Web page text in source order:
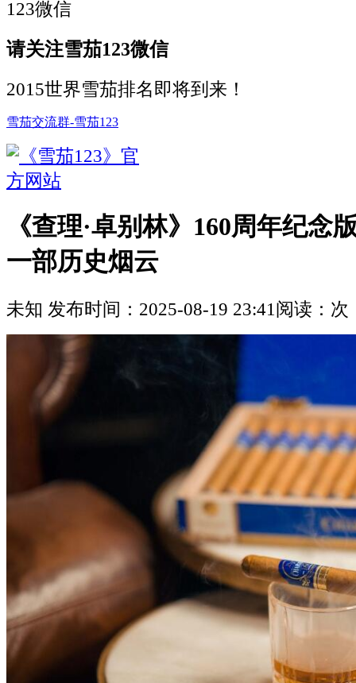
请关注雪茄123微信
2015世界雪茄排名即将到来！
雪茄交流群-雪茄123
《查理·卓别林》160周年纪念
一部历史烟云
未知 发布时间： 2025-08-19 23:41 阅读： 次